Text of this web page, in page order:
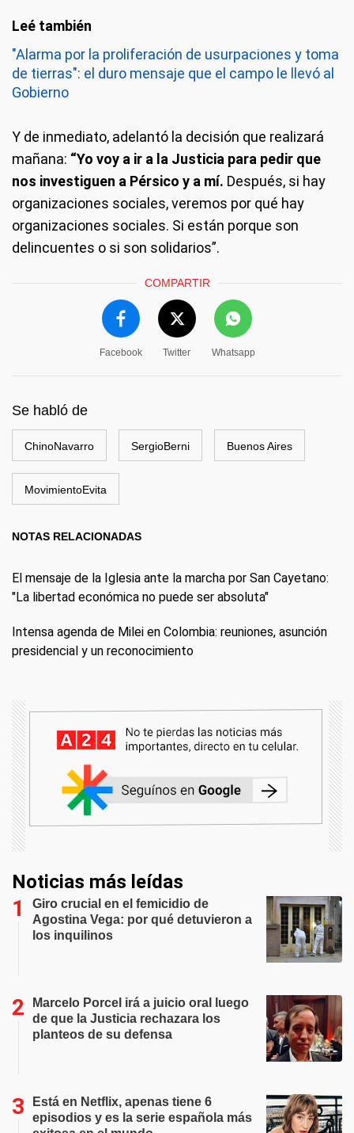
"Alarma por la proliferación de usurpaciones y toma
de tierras": el duro mensaje que el campo le llevó al
Gobierno
Y de inmediato, adelantó la decisión que realizará
mañana: “Yo voy a ir a la Justicia para pedir que
nos investiguen a Pérsico y a mí. Después, si hay
organizaciones sociales, veremos por qué hay
organizaciones sociales. Si están porque son
delincuentes o si son solidarios”.
COMPARTIR
Facebook Twitter Whatsapp
Se habló de
ChinoNavarro SergioBerni Buenos Aires
MovimientoEvita
NOTAS RELACIONADAS
El mensaje de la Iglesia ante la marcha por San Cayetano:
"La libertad económica no puede ser absoluta"
Intensa agenda de Milei en Colombia: reuniones, asunción
presidencial y un reconocimiento
Noticias más leídas
Giro crucial en el femicidio de
Agostina Vega: por qué detuvieron a
los inquilinos
Marcelo Porcel irá a juicio oral luego
de que la Justicia rechazara los
planteos de su defensa
Está en Netflix, apenas tiene 6
episodios y es la serie española más